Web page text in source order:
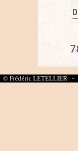
© Frédéric LETELLIER -